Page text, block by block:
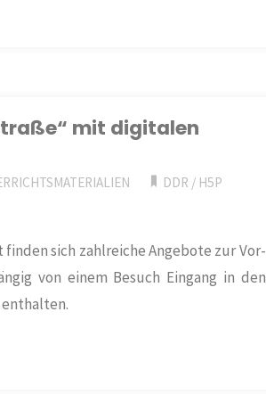
mit digitalen
DDR / H5P
sich zahlreiche Angebote zur Vor-
von einem Besuch Eingang in den